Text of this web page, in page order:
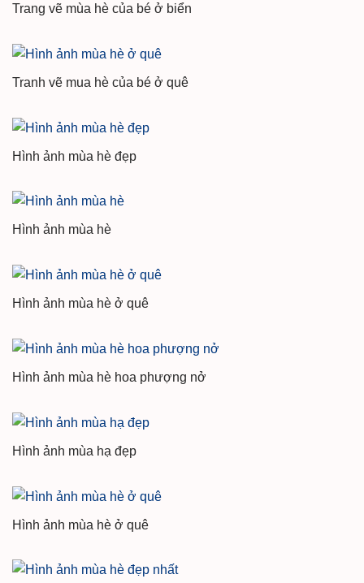
Trang vẽ mùa hè của bé ở biển
Tranh vẽ mua hè của bé ở quê
Hình ảnh mùa hè đẹp
Hình ảnh mùa hè
Hình ảnh mùa hè ở quê
Hình ảnh mùa hè hoa phượng nở
Hình ảnh mùa hạ đẹp
Hình ảnh mùa hè ở quê